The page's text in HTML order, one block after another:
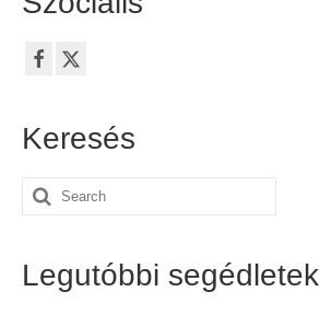
Keresés
Search
Legutóbbi segédletek